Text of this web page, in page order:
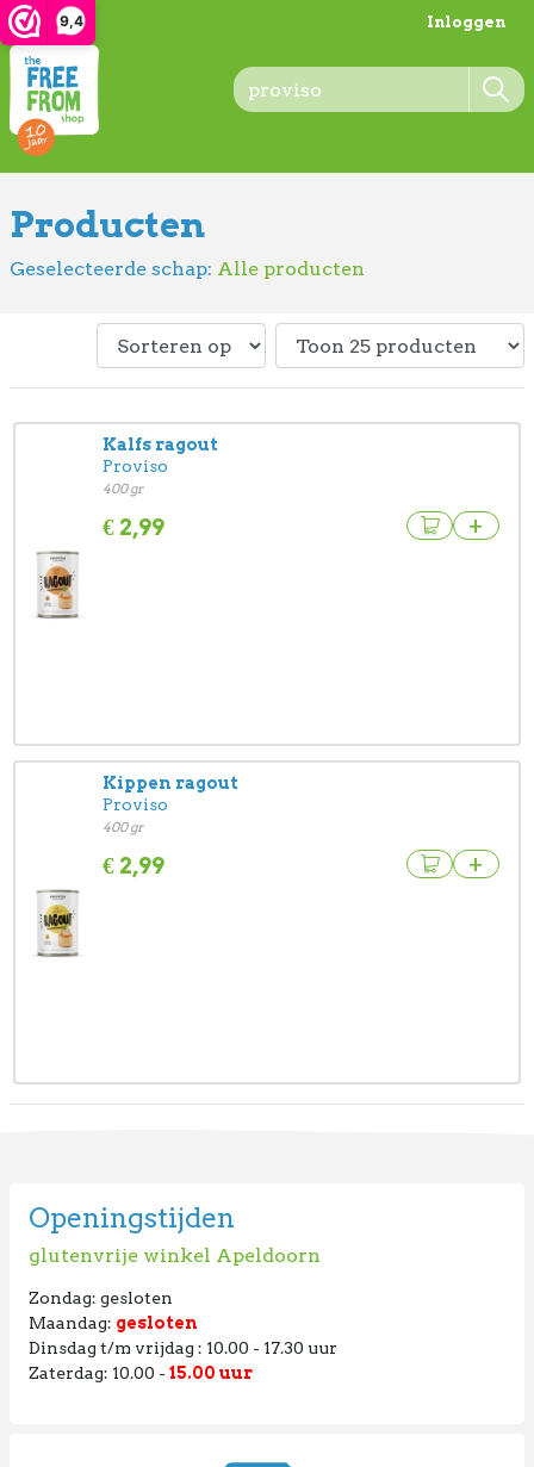
9,4 Inloggen
Producten
Geselecteerde schap: Alle producten
Kalfs ragout
Proviso
400 gr
€ 2,99 +
Kippen ragout
Proviso
400 gr
€ 2,99 +
Openingstijden
glutenvrije winkel Apeldoorn
Zondag: gesloten
Maandag: gesloten
Dinsdag t/m vrijdag : 10.00 - 17.30 uur
Zaterdag: 10.00 - 15.00 uur